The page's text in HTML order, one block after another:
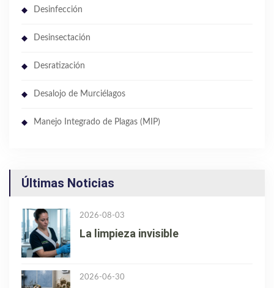
Desinfección
Desinsectación
Desratización
Desalojo de Murciélagos
Manejo Integrado de Plagas (MIP)
Últimas Noticias
2026-08-03
La limpieza invisible
2026-06-30